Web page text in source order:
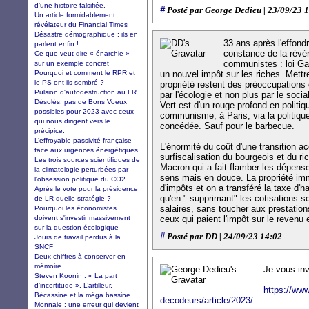
#Posté par George Dedieu | 23/09/23
33 ans après
constance de la
communistes : loi
un nouvel impôt sur les riches.
propriété restent des
par l'écologie et non plus par le
Vert est d'un rouge profond en
communisme, à Paris, via la
concédée. Sauf pour le barbecue.
L'énormité du coût d'une transition
surfiscalisation du bourgeois et du
Macron qui a fait flamber les
sens mais en douce. La propriété
d'impôts et on a transféré la taxe
qu'en " supprimant" les cotisations
salaires, sans toucher aux
ceux qui paient l'impôt sur le revenu
#Posté par DD | 24/09/23 14:02
Je vous
https://
decodeurs/article/2023/...
d’une histoire falsifiée.
Un article formidablement
révélateur du Financial Times
Désastre démographique : ils en
parlent enfin !
Ce que veut dire « énarchie »
sur un exemple concret
Pourquoi et comment le RPR et
le PS ont-ils sombré ?
Pulsion d'autodestruction au LR
Désolés, pas de Bons Voeux
possibles pour 2023 avec ceux
qui nous dirigent vers le
précipice.
L’effroyable passivité française
face aux urgences énergétiques
Les trois sources scientifiques de
la climatologie perturbées par
l'obsession politique du CO2
Après le vote pour la présidence
de LR quelle stratégie ?
Pourquoi les économistes
doivent s'investir massivement
sur la question écologique
Jours de travail perdus à la
SNCF
Deux chiffres à conserver en
mémoire
Steven Koonin : « La part
d’incertitude ». L’artilleur.
Bécassine et la méga bassine.
Monnaie : une erreur qui devient